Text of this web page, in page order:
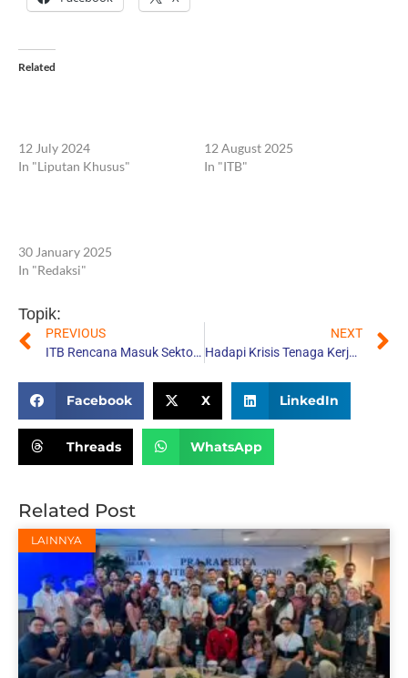
Related
12 July 2024
In "Liputan Khusus"
12 August 2025
In "ITB"
30 January 2025
In "Redaksi"
Topik:
PREVIOUS
ITB Rencana Masuk Sektor Tambang, Ahli Peringatkan Ancamannya bagi Reputasi Akademik
NEXT
Hadapi Krisis Tenaga Kerja, Jepang Berikan Fasilitas Rumah Hingga Subsidi Kuliah untuk Gen Z
Share:
Facebook X LinkedIn
Threads WhatsApp
Related Post
LAINNYA